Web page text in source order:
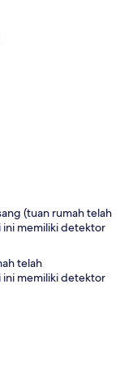
(tuan rumah telah
memiliki detektor
telah
memiliki detektor